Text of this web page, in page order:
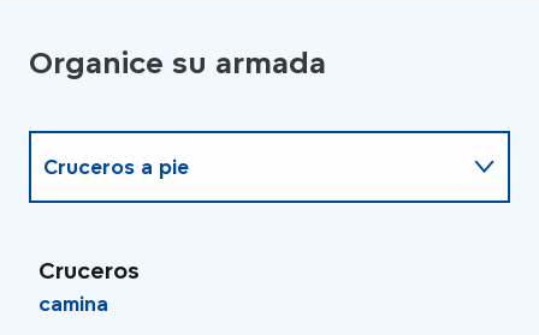
Organice su armada
Cruceros a pie
Cena crucero
Cruceros
camina